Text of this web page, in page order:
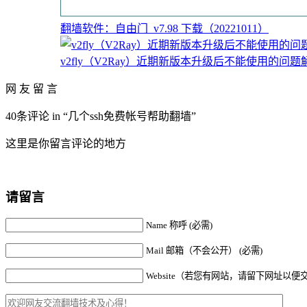
翻墙软件：自由门_v7.98 下载（20221011）
v2fly（V2Ray）近期新版本升级后不能使用的问题
网 友 留 言
40条评论 in “几个ssh免费帐号帮助翻墙”
这里是你留言评论的地方
请留言
Name 称呼 (必需)
Mail 邮箱（不会公开） (必需)
Website（若您有网站，请留下网址以便